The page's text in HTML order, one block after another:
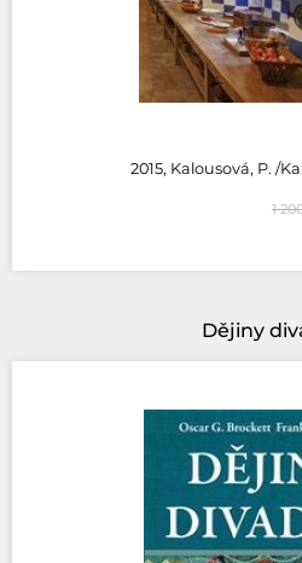
2015, Kalousová, P. /
1
Dějiny